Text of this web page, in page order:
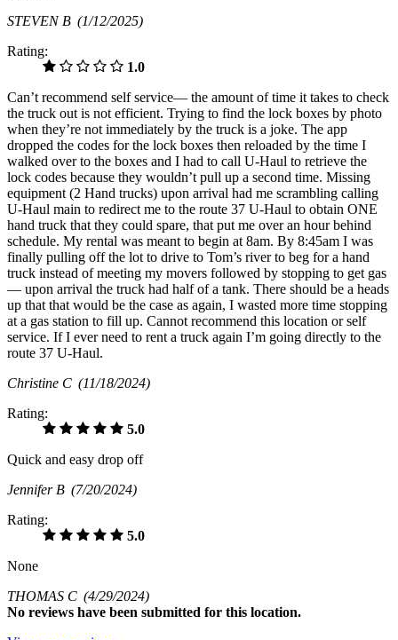
STEVEN B (1/12/2025)
Rating:
1.0
Can’t recommend self service— the amount of time it takes to check
the truck out is not efficient. Trying to find the lock boxes by photo
when they’re not immediately by the truck is a joke. The app
dropped the codes for the lock boxes then reloaded by the time I
walked over to the boxes and I had to call U-Haul to retrieve the
lock codes because they wouldn’t pull up a second time. Missing
equipment (2 Hand trucks) upon arrival had me scrambling calling
U-Haul main to redirect me to the route 37 U-Haul to obtain ONE
hand truck that they could spare, that put me over an hour behind
schedule. My rental was meant to begin at 8am. By 8:45am I was
finally pulling off the lot to drive to Tom’s river to beg for a hand
truck instead of meeting my movers followed by stopping to get gas
— upon arrival the truck had half of a tank. There should be a heads
up that that would be the case as again, I wasted more time stopping
at a gas station to fill up. Cannot recommend this location or self
service. If I ever need to rent a truck again I’m going directly to the
route 37 U-Haul.
Christine C (11/18/2024)
Rating:
5.0
Quick and easy drop off
Jennifer B (7/20/2024)
Rating:
5.0
None
THOMAS C (4/29/2024)
No reviews have been submitted for this location.